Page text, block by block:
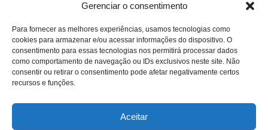
Gerenciar o consentimento
Para fornecer as melhores experiências, usamos tecnologias como
cookies para armazenar e/ou acessar informações do dispositivo. O
consentimento para essas tecnologias nos permitirá processar dados
como comportamento de navegação ou IDs exclusivos neste site. Não
consentir ou retirar o consentimento pode afetar negativamente certos
recursos e funções.
Aceitar